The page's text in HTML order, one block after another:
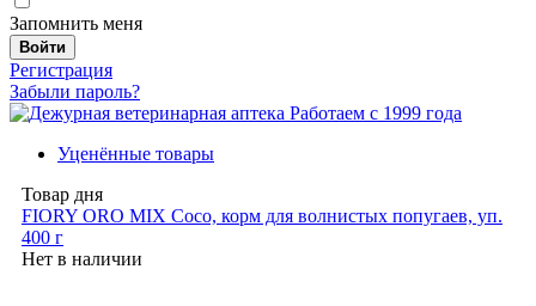
Запомнить меня
Войти
Регистрация
Забыли пароль?
Работаем с 1999 года
Уценённые товары
Товар дня
FIORY ORO MIX Coco, корм для волнистых попугаев, уп.
400 г
Нет в наличии